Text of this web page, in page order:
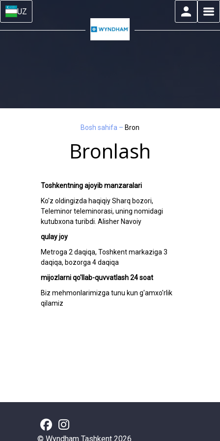
UZ
Bosh sahifa – Bron
Bronlash
Toshkentning ajoyib manzaralari
Ko'z oldingizda haqiqiy Sharq bozori,
Teleminor teleminorasi, uning nomidagi
kutubxona turibdi. Alisher Navoiy
qulay joy
Metroga 2 daqiqa, Toshkent markaziga 3
daqiqa, bozorga 4 daqiqa
mijozlarni qo'llab-quvvatlash 24 soat
Biz mehmonlarimizga tunu kun g'amxo'rlik
qilamiz
© Wyndham Tashkent 2026